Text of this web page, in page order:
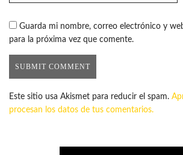
Guarda mi nombre, correo electrónico y
para la próxima vez que comente.
Este sitio usa Akismet para reducir el spam.
procesan los datos de tus comentarios.